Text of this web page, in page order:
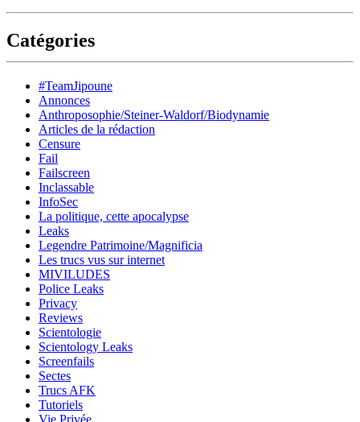
Catégories
#TeamJipoune
Annonces
Anthroposophie/Steiner-Waldorf/Biodynamie
Articles de la rédaction
Censure
Fail
Failscreen
Inclassable
InfoSec
La politique, cette apocalypse
Leaks
Legendre Patrimoine/Magnificia
Les trucs vus sur internet
MIVILUDES
Police Leaks
Privacy
Reviews
Scientologie
Scientology Leaks
Screenfails
Sectes
Trucs AFK
Tutoriels
Vie Privée